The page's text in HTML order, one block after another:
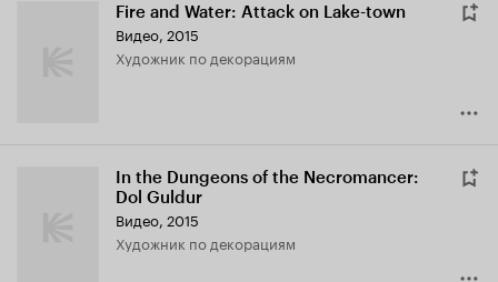
Fire and Water: Attack on Lake-town
Видео, 2015
Художник по декорациям
In the Dungeons of the Necromancer:
Dol Guldur
Видео, 2015
Художник по декорациям